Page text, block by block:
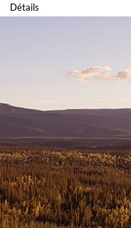
Détails